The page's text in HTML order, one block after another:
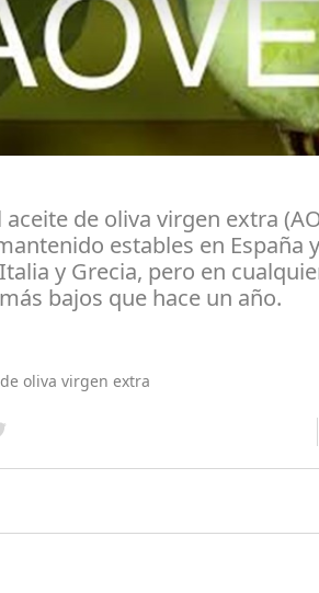
de oliva virgen extra
estables en España
y Grecia, pero en
bajos que hace un año.
oliva virgen extra